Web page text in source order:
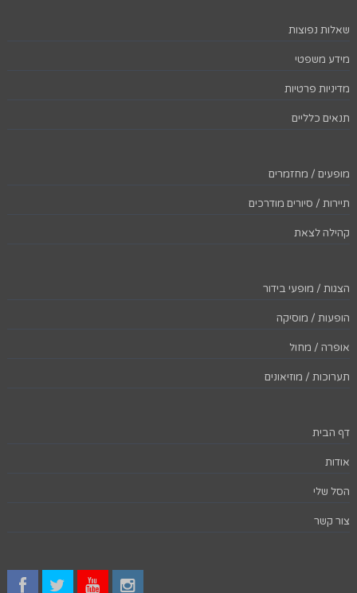
שאלות נפוצות
מידע משפטי
מדיניות פרטיות
תנאים כלליים
מופעים / מחזמרים
תיירות / סיורים מודרכים
קהילה לצאת
הצגות / מופעי בידור
הופעות / מוסיקה
אופרה / מחול
תערוכות / מוזיאונים
דף הבית
אודות
הסל שלי
צור קשר